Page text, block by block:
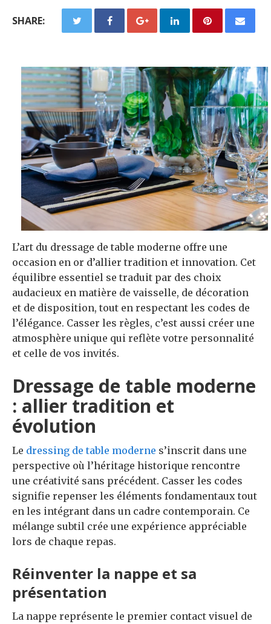
SHARE:
L’art du dressage de table moderne offre une
occasion en or d’allier tradition et innovation. Cet
équilibre essentiel se traduit par des choix
audacieux en matière de vaisselle, de décoration
et de disposition, tout en respectant les codes de
l’élégance. Casser les règles, c’est aussi créer une
atmosphère unique qui reflète votre personnalité
et celle de vos invités.
Dressage de table moderne
: allier tradition et
évolution
Le dressing de table moderne s’inscrit dans une
perspective où l’héritage historique rencontre
une créativité sans précédent. Casser les codes
signifie repenser les éléments fondamentaux tout
en les intégrant dans un cadre contemporain. Ce
mélange subtil crée une expérience appréciable
lors de chaque repas.
Réinventer la nappe et sa
présentation
La nappe représente le premier contact visuel de